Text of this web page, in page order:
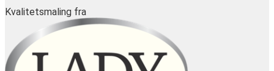
Kvalitetsmaling fra